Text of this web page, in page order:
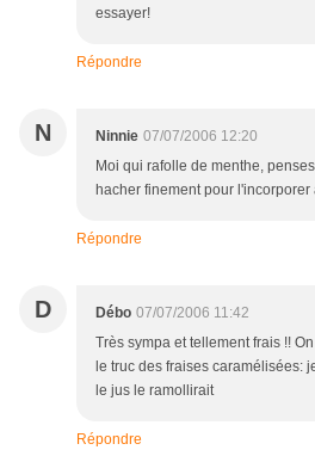
essayer!
Répondre
N Ninnie 07/07/2006 12:20
Moi qui rafolle de menthe,
hacher finement pour
Répondre
D Débo 07/07/2006 11:42
Très sympa et tellement frais !!
le truc des fraises caramélisées:
le jus le ramollirait
Répondre